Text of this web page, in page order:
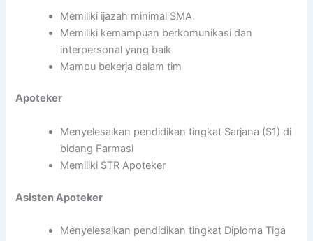
Memiliki ijazah minimal SMA
Memiliki kemampuan berkomunikasi dan
interpersonal yang baik
Mampu bekerja dalam tim
Apoteker
Menyelesaikan pendidikan tingkat Sarjana (S1) di
bidang Farmasi
Memiliki STR Apoteker
Asisten Apoteker
Menyelesaikan pendidikan tingkat Diploma Tiga